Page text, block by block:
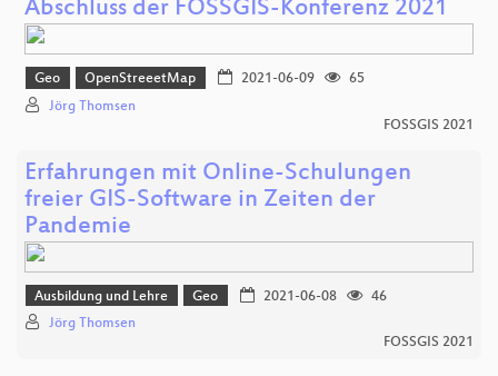
Abschluss der FOSSGIS-Konferenz 2021
Geo OpenStreeetMap 2021-06-09
65
Jörg Thomsen
FOSSGIS 2021
Erfahrungen mit Online-Schulungen
freier GIS-Software in Zeiten der
Pandemie
Ausbildung und Lehre Geo 2021-06-08
46
Jörg Thomsen
FOSSGIS 2021